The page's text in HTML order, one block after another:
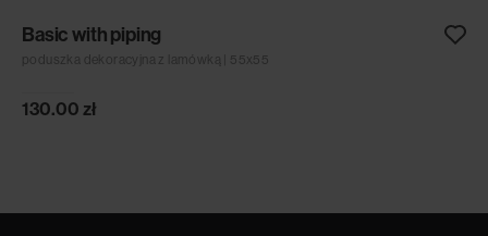
Basic with piping
poduszka dekoracyjna z lamówką | 55x55
130.00 zł